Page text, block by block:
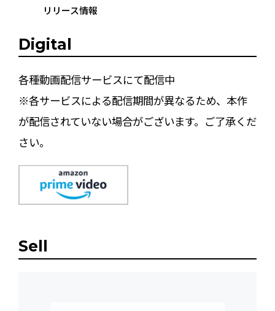
リリース情報
Digital
各種動画配信サービスにて配信中
※各サービスによる配信期間が異なるため、本作
が配信されていない場合がございます。ご了承くだ
さい。
Sell